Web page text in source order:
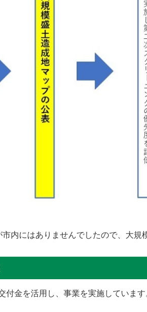
内にはありませんでしたので、大規
金を活用し、事業を実施しています